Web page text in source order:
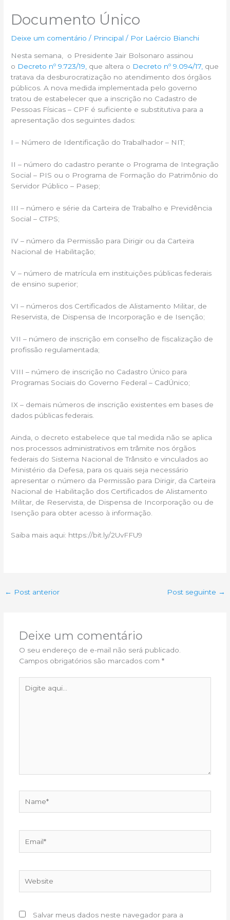
Documento Único
Deixe um comentário / Principal / Por Laércio Bianchi
Nesta semana, o Presidente Jair Bolsonaro assinou
o Decreto nº 9.723/19, que altera o Decreto nº 9.094/17, que
tratava da desburocratização no atendimento dos órgãos
públicos. A nova medida implementada pelo governo
tratou de estabelecer que a inscrição no Cadastro de
Pessoas Físicas – CPF é suficiente e substitutiva para a
apresentação dos seguintes dados:
I – Número de Identificação do Trabalhador – NIT;
II – número do cadastro perante o Programa de Integração
Social – PIS ou o Programa de Formação do Patrimônio do
Servidor Público – Pasep;
III – número e série da Carteira de Trabalho e Previdência
Social – CTPS;
IV – número da Permissão para Dirigir ou da Carteira
Nacional de Habilitação;
V – número de matrícula em instituições públicas federais
de ensino superior;
VI – números dos Certificados de Alistamento Militar, de
Reservista, de Dispensa de Incorporação e de Isenção;
VII – número de inscrição em conselho de fiscalização de
profissão regulamentada;
VIII – número de inscrição no Cadastro Único para
Programas Sociais do Governo Federal – CadÚnico;
IX – demais números de inscrição existentes em bases de
dados públicas federais.
Ainda, o decreto estabelece que tal medida não se aplica
nos processos administrativos em trâmite nos órgãos
federais do Sistema Nacional de Trânsito e vinculados ao
Ministério da Defesa, para os quais seja necessário
apresentar o número da Permissão para Dirigir, da Carteira
Nacional de Habilitação dos Certificados de Alistamento
Militar, de Reservista, de Dispensa de Incorporação ou de
Isenção para obter acesso à informação.
Saiba mais aqui: https://bit.ly/2UvFFU9
← Post anterior Post seguinte →
Deixe um comentário
O seu endereço de e-mail não será publicado.
Campos obrigatórios são marcados com *
aqui...
Salvar meus dados neste navegador para a